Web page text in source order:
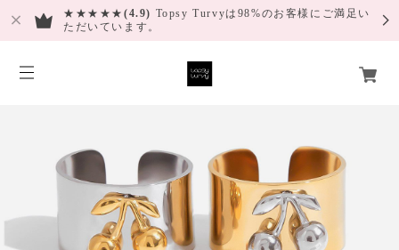
★★★★★ (4.9) Topsy Turvyは98%のお客様にご満足い
ただいています。